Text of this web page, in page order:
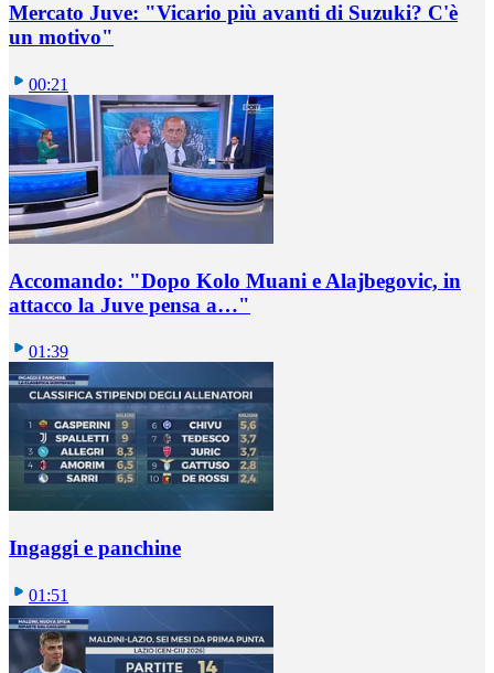
Mercato Juve: "Vicario più avanti di Suzuki? C'è
un motivo"
00:21
Accomando: "Dopo Kolo Muani e Alajbegovic, in
attacco la Juve pensa a…"
01:39
Ingaggi e panchine
01:51